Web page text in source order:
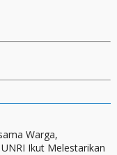
Warga,
Ikut Melestarikan